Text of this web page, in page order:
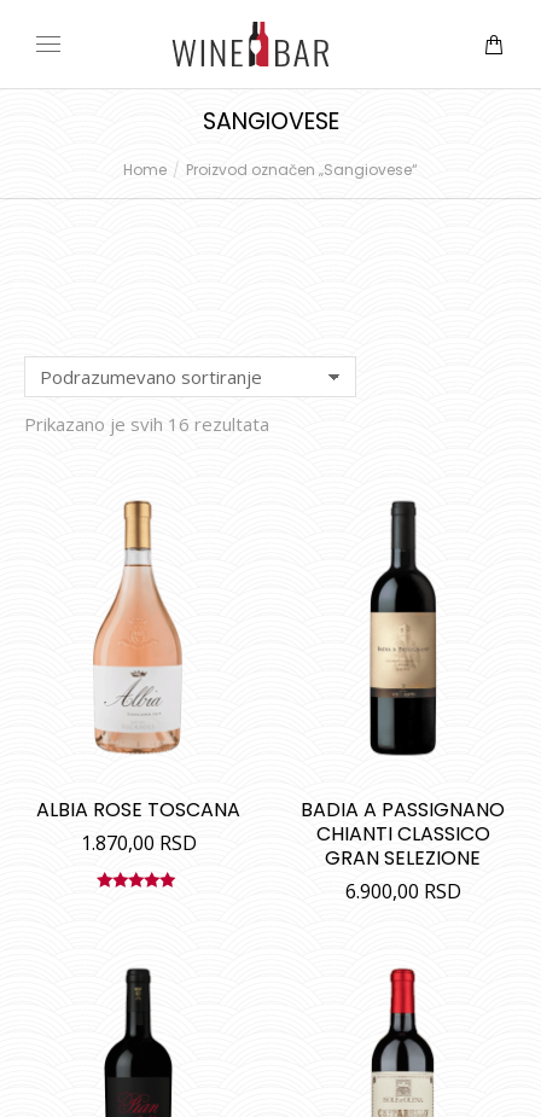
SANGIOVESE
You are here:Home Proizvod označen „Sangiovese“
Prikazano je svih 16 rezultata
ALBIA ROSE TOSCANA
1.870,00 RSD
BADIA A PASSIGNANO
CHIANTI CLASSICO
GRAN SELEZIONE
6.900,00 RSD